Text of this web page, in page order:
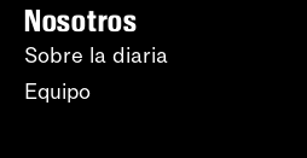
Nosotros
Sobre la diaria
Equipo